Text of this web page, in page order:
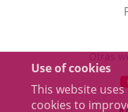
Use of cookies
This website uses
cookies to
Otras